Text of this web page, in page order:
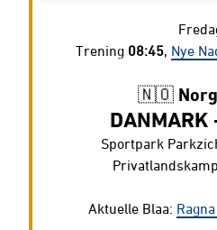
Trening 08:45, Nye
🇳🇴
DANMARK
Sportpark
Aktuelle Blaa: